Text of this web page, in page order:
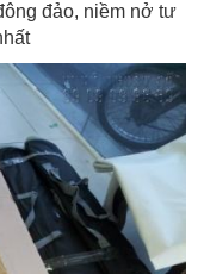
đảo, niềm nở tư